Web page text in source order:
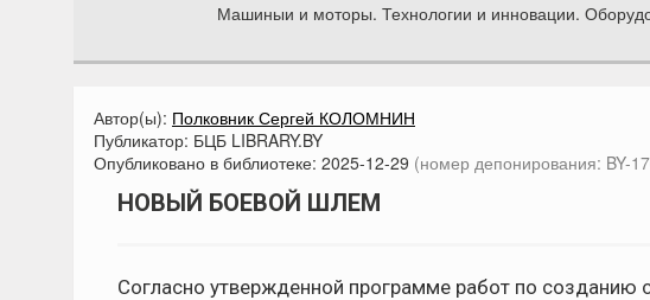
Машиныи и моторы. Технологии и инновации.
Автор(ы): Полковник Сергей КОЛОМНИН
Публикатор: БЦБ LIBRARY.BY
Опубликовано в библиотеке: 2025-12-29 (номер депонирования: BY-
НОВЫЙ БОЕВОЙ ШЛЕМ
Согласно утвержденной программе работ по созданию